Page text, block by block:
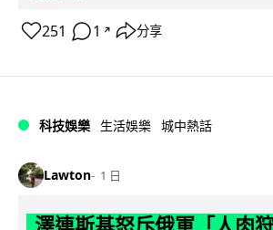
251 1 ↗ 分享
科技娛樂 生活娛樂 城中熱話
Lawton 1 日
澤連斯基怒斥俄軍「人肉